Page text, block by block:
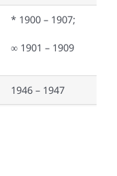
* 1900 – 1907;
∞ 1901 – 1909
1946 – 1947